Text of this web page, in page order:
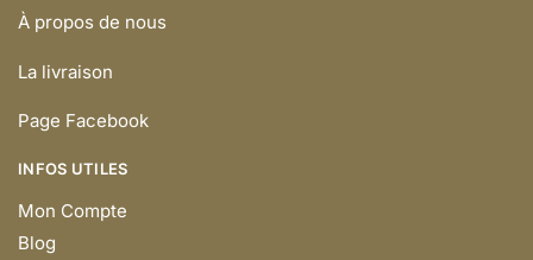
À propos de nous
La livraison
Page Facebook
INFOS UTILES
Mon Compte
Blog